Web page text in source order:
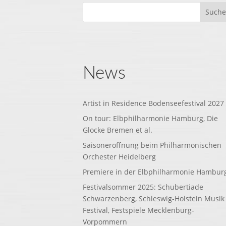
News
Artist in Residence Bodenseefestival 2027
On tour: Elbphilharmonie Hamburg, Die
Glocke Bremen et al.
Saisoneröffnung beim Philharmonischen
Orchester Heidelberg
Premiere in der Elbphilharmonie
Festivalsommer 2025: Schubertiade
Schwarzenberg, Schleswig-Holstein Musik
Festival, Festspiele Mecklenburg-
Vorpommern